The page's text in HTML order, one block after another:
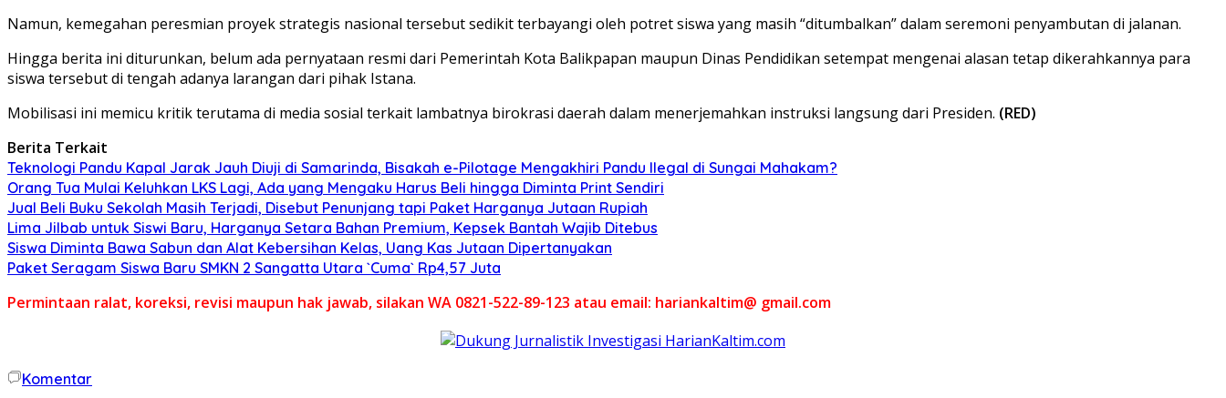
Namun, kemegahan peresmian proyek strategis nasional tersebut sedikit terbayangi oleh potret siswa yang masih “ditumbalkan” dalam seremoni penyambutan di jalanan.
Hingga berita ini diturunkan, belum ada pernyataan resmi dari Pemerintah Kota Balikpapan maupun Dinas Pendidikan setempat mengenai alasan tetap dikerahkannya para
siswa tersebut di tengah adanya larangan dari pihak Istana.
Mobilisasi ini memicu kritik terutama di media sosial terkait lambatnya birokrasi daerah dalam menerjemahkan instruksi langsung dari Presiden. (RED)
Berita Terkait
Teknologi Pandu Kapal Jarak Jauh Diuji di Samarinda, Bisakah e-Pilotage Mengakhiri Pandu Ilegal di Sungai Mahakam?
Orang Tua Mulai Keluhkan LKS Lagi, Ada yang Mengaku Harus Beli hingga Diminta Print Sendiri
Jual Beli Buku Sekolah Masih Terjadi, Disebut Penunjang tapi Paket Harganya Jutaan Rupiah
Lima Jilbab untuk Siswi Baru, Harganya Setara Bahan Premium, Kepsek Bantah Wajib Ditebus
Siswa Diminta Bawa Sabun dan Alat Kebersihan Kelas, Uang Kas Jutaan Dipertanyakan
Paket Seragam Siswa Baru SMKN 2 Sangatta Utara `Cuma` Rp4,57 Juta
Permintaan ralat, koreksi, revisi maupun hak jawab, silakan WA 0821-522-89-123 atau email: hariankaltim@ gmail.com
Komentar